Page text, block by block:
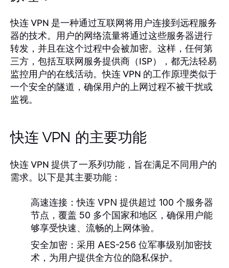
快连 VPN 是一种通过互联网将用户连接到远程服务
器的技术。用户的网络流量将通过这些服务器进行
转发，并且在这个过程中会被加密。这样，任何第
三方，包括互联网服务提供商（ISP），都无法轻易
监控用户的在线活动。快连 VPN 的工作原理类似于
一个安全的隧道，确保用户的上网过程不被干扰或
监视。
快连 VPN 的主要功能
快连 VPN 提供了一系列功能，旨在满足不同用户的
需求。以下是其主要功能：
高速连接：快连 VPN 提供超过 100 个服务器
节点，覆盖 50 多个国家和地区，确保用户能
够享受快速、流畅的上网体验。
安全加密： 采用 AES-256 位军事级别加密技
术，为用户提供全方位的隐私保护。